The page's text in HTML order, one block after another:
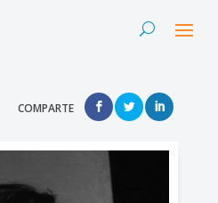
COMPARTE